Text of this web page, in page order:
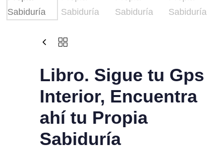
Libro. Sigue tu Gps
Interior, Encuentra
ahí tu Propia
Sabiduría